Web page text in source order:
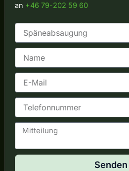
an +46 79-202 59 60
N
m
E
M
i
l
T
l
o
M
t
t
Senden